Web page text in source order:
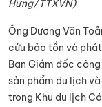
Hưng/TTXVN)
Ông Dương Văn
cứu bảo tồn và
Ban Giám đốc
sản phẩm du lịch
trong Khu du lịch